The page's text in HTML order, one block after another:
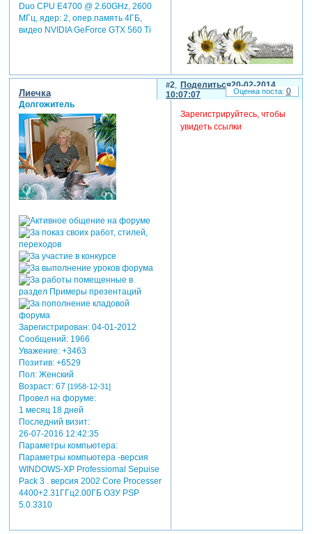
Duo CPU E4700 @ 2.60GHz, 2600
МГц, ядер: 2, опер.память 4ГБ,
видео NVIDIA GeForce GTX 560 Ti
Поделиться
2
20-02-2014
10:07:07
Лиечка
Долгожитель
Зарегистрирован: 04-01-2012
Сообщений:1966
Уважение: +3463
Позитив: +6529
Пол:Женский
Возраст:67 [1958-12-31]
Провел на форуме:
1 месяц 18 дней
Последний визит:
26-07-2016 12:42:35
Параметры компьютера:
Параметры компьютера -версия
WINDOWS-XP Professiomal Sepuise
Pack 3 . версия 2002 Core Processer
4400+2.31ГГц2.00ГБ ОЗУ PSP
5.0.3310
Зарегистрируйтесь, чтобы
увидеть ссылки
0